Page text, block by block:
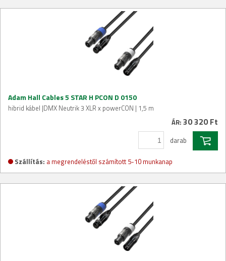
Adam Hall Cables 5 STAR H PCON D 0150
hibrid kábel |DMX Neutrik 3 XLR x powerCON | 1,5 m
ÁR: 30 320 Ft
darab
Szállítás: a megrendeléstől számított 5-10 munkanap